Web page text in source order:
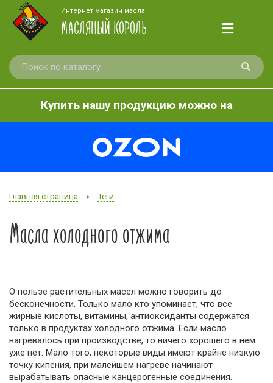
Интернет магазин масла
МАСЛЯНЫЙ КОРОЛЬ
Купить нашу продукцию можно на
Главная страница > Теги
Масла холодного отжима
О пользе растительных масел можно говорить до
бесконечности. Только мало кто упоминает, что все
жирные кислоты, витамины, антиоксиданты содержатся
только в продуктах холодного отжима. Если масло
нагревалось при производстве, то ничего хорошего в нем
уже нет. Мало того, некоторые виды имеют крайне низкую
точку кипения, при малейшем нагреве начинают
вырабатывать опасные канцерогенные соединения.